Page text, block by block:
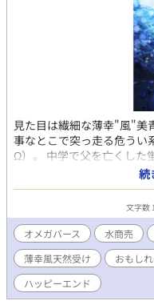
見た目は繊細な薄幸"風"美
事なとこで突っ走る危うい
Ω）。 中学で父を亡くした
経済的困窮を理由に高校
る事を決めた。青春を謳歌
職場で頑張る蛍。 だが勤
を理由とした人員削減の憂
む暇もなく再就職先を探す
を理由に、なかなか採用に
食い詰めてしまう） 思い詰
げな夜の店の募集広告に応
が、そこは男性客が男性客
続
文字数
オメガバース 水商売
薄幸風天然受け
おもし
ハッピーエンド